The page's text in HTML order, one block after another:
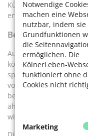
Notwendige
machen eine
nutzbar, indem sie
Grundfunktionen
die
ermöglichen. Die
KölnerLeben-
funktioniert ohne
Cookies nicht
Marketing
Künstlerinnen und
erfordert ein
Beruf für Künstler
Ausgebildete Künstler
können sich direkt
speziell für Einsätze in
vorbereitet. Ein
bekannter zu machen
ähnlich wie in den
wird.